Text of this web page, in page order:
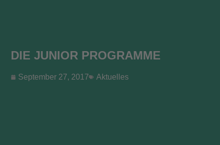
DIE JUNIOR PROGRAMME
September 27, 2017 Aktuelles